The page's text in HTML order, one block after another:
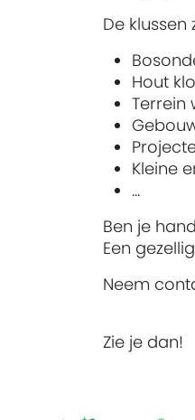
De klussen
Hout
Terrein
Kleine
...
Ben je
Een
Neem
Zie je dan!